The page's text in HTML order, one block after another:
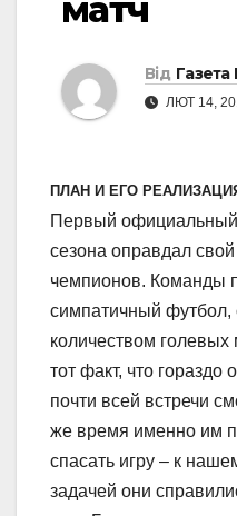
матч
Від Газета
ЛЮТ 14,
ПЛАН И ЕГО
Первый официальный
сезона оправдал
чемпионов. Команды
симпатичный
количеством
тот факт, что гораздо
почти всей встречи
же время именно им
спасать игру – к
задачей они